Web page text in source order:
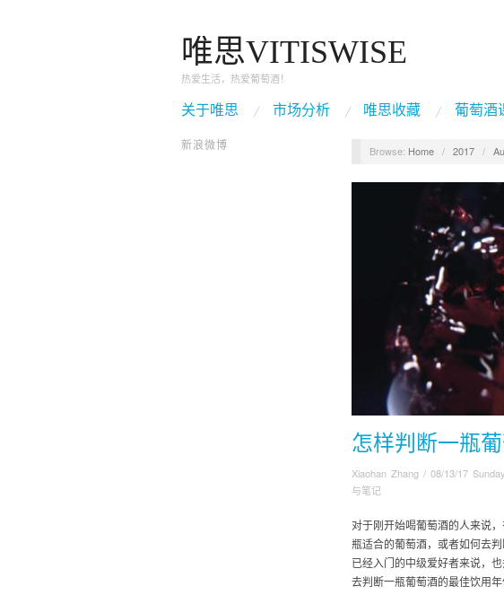
唯思VITISWISE
热爱生活，热爱葡萄酒！
关于唯思 市场分析 唯思收藏 葡萄酒
新浪微博 Browse: Home / 2017 /
怎样判断一瓶
Xiaohan Zhang / 08/13/17 Sunday
与笔记
对于刚开始喝葡萄酒的人来说
瓶适合的葡萄酒，或者如何去
已经入门的中级爱好者来说，
去判断一瓶葡萄酒的最佳饮用年